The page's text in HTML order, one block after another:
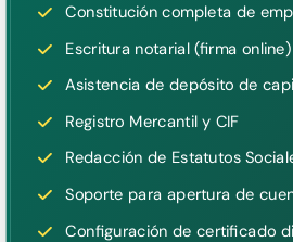
Constitución completa de
Escritura notarial (firma online)
Asistencia de depósito de
Registro Mercantil y CIF
Redacción de Estatutos
Soporte para apertura de
Configuración de certificado